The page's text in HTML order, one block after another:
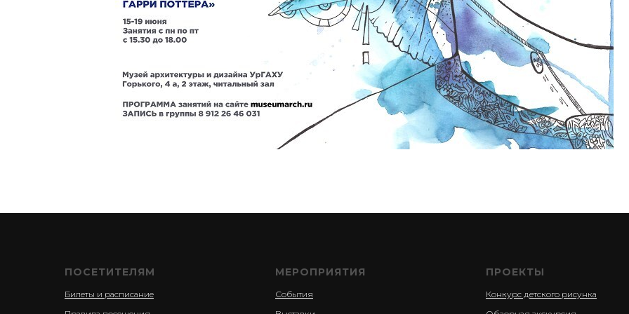
ПОСЕТИТЕЛЯМ
Билеты и расписание
МЕРОПРИЯТИЯ
События
ПРОЕКТЫ
Конкурс детского рисунка